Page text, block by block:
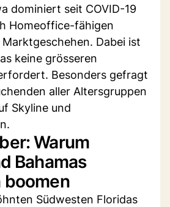
dominiert seit COVID-19
Homeoffice-fähigen
Dabei ist
keine grösseren
Besonders gefragt
aller Altersgruppen
Skyline und
Warum
Bahamas
boomen
Südwesten Floridas